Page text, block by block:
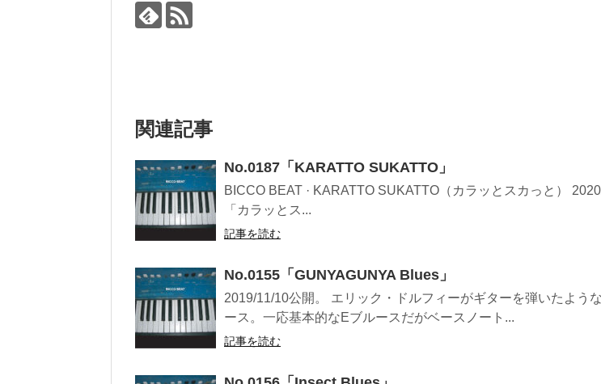
関連記事
No.0187「KARATTO SUKATTO」
BICCO BEAT · KARATTO SUKATTO（カラッとスカっと）
「カラッとス...
記事を読む
No.0155「GUNYAGUNYA Blues」
2019/11/10公開。 エリック・ドルフィーがギターを弾いたよう
ース。一応基本的なEブルースだがベースノート...
記事を読む